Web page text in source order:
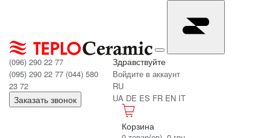
(096) 290 22 77
(095) 290 22 77 (044) 580
23 72
Заказать звонок
Здравствуйте
Войдите в аккаунт
RU
UA DE ES FR EN IT
Корзина